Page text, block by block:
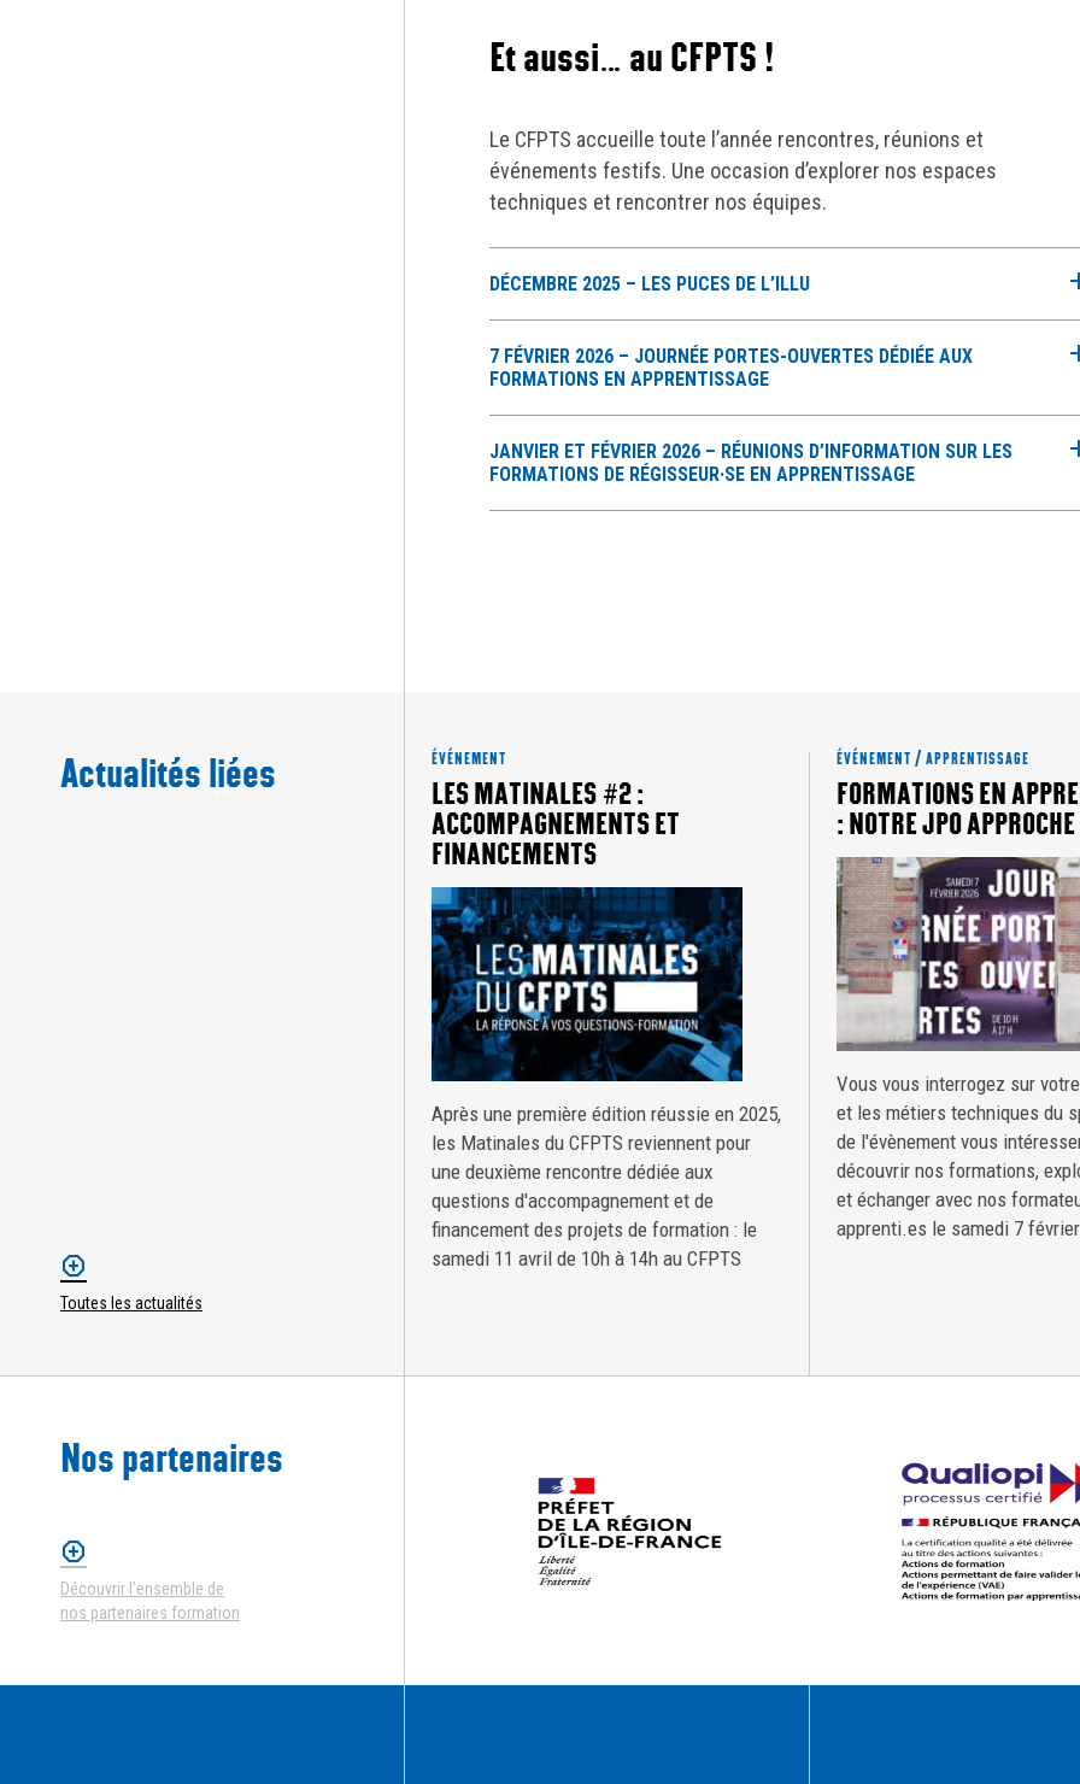
Et aussi… au CFPTS !
Le CFPTS accueille toute l’année rencontres, réunions et
événements festifs. Une occasion d’explorer nos espaces
techniques et rencontrer nos équipes.
DÉCEMBRE 2025 – LES PUCES DE L’ILLU
7 FÉVRIER 2026 – JOURNÉE PORTES-OUVERTES DÉDIÉE AUX
FORMATIONS EN APPRENTISSAGE
JANVIER ET FÉVRIER 2026 – RÉUNIONS D’INFORMATION SUR LES
FORMATIONS DE RÉGISSEUR·SE EN APPRENTISSAGE
Actualités liées
Toutes les actualités
ÉVÉNEMENT
LES MATINALES #2 :
ACCOMPAGNEMENTS ET
FINANCEMENTS
Après une première édition réussie en 2025,
les Matinales du CFPTS reviennent pour
une deuxième rencontre dédiée aux
questions d'accompagnement et de
financement des projets de formation : le
samedi 11 avril de 10h à 14h au CFPTS
ÉVÉNEMENT / APPRENTISSAGE
FORMATIONS EN
: NOTRE JPO
Vous vous interrogez sur
et les métiers techniques du
de l'évènement vous
découvrir nos formations,
et échanger avec nos
apprenti.es le samedi 7
Nos partenaires
Découvrir l’ensemble de
nos partenaires formation